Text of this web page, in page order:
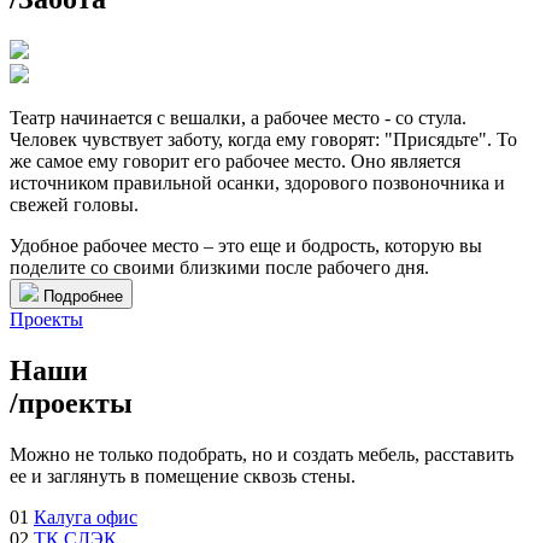
Театр начинается с вешалки, а рабочее место - со стула.
Человек чувствует заботу, когда ему говорят: "Присядьте". То
же самое ему говорит его рабочее место. Оно является
источником правильной осанки, здорового позвоночника и
свежей головы.
Удобное рабочее место – это еще и бодрость, которую вы
поделите со своими близкими после рабочего дня.
Подробнее
Проекты
Наши
/проекты
Можно не только подобрать, но и создать мебель, расставить
ее и заглянуть в помещение сквозь стены.
01 Калуга офис
02 ТК СЛЭК